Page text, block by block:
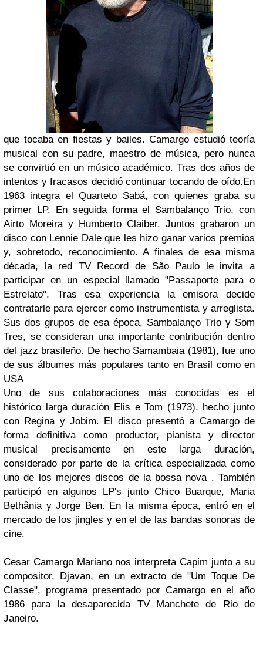
que tocaba en fiestas y bailes. Camargo estudió teoría
musical con su padre, maestro de música, pero nunca
se convirtió en un músico académico. Tras dos años de
intentos y fracasos decidió continuar tocando de oído.En
1963 integra elQuarteto Sabá, con quienes graba su
primer LP. En seguida forma el Sambalanço Trio, con
Airto Moreiray Humberto Claiber. Juntos grabaron un
disco con Lennie Daleque les hizo ganar varios premios
y, sobretodo, reconocimiento. A finales de esa misma
década, la red TV Record de São Paulo le invita a
participar en un especial llamado"Passaporte para o
Estrelato". Tras esa experiencia la emisora decide
contratarle para ejercer como instrumentista y arreglista.
Sus dos grupos de esa época, Sambalanço Trio y Som
Tres, se consideran una importante contribución dentro
del jazz brasileño. De hecho Samambaia(1981), fue uno
de sus álbumes más populares tanto en Brasil como en
USA
Uno de sus colaboraciones más conocidas es el
histórico larga duración Elis e Tom (1973), hecho junto
con ReginayJobim. El disco presentó a Camargode
forma definitiva como productor, pianista y director
musical precisamente en este larga duración,
considerado por parte de la crítica especializada como
uno de los mejores discos de la bossa nova . También
participó en algunos LP's junto Chico Buarque, Maria
Bethânia yJorge Ben. En la misma época, entró en el
mercado de los jingles y en el de las bandas sonoras de
cine.
Cesar Camargo Mariano nos interpreta Capim junto a su
compositor, Djavan, en un extracto de "Um Toque De
Classe", programa presentado por Camargo en el año
1986 para la desaparecida TV Manchete de Rio de
Janeiro.